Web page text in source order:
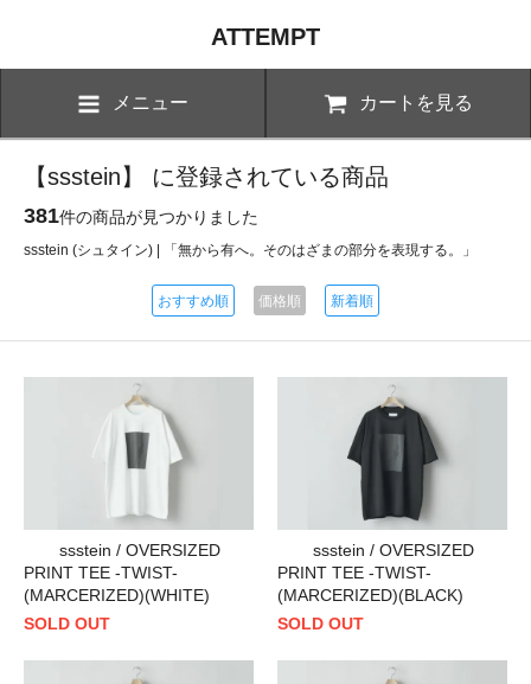
ATTEMPT
メニュー カートを見る
【ssstein】 に登録されている商品
381件の商品が見つかりました
ssstein (シュタイン) | 「無から有へ。そのはざまの部分を表現する。」
おすすめ順 価格順 新着順
ssstein / OVERSIZED
PRINT TEE -TWIST-
(MARCERIZED)(WHITE)
SOLD OUT
ssstein / OVERSIZED
PRINT TEE -TWIST-
(MARCERIZED)(BLACK)
SOLD OUT